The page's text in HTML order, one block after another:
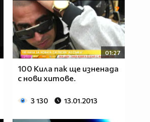
01:27
100 Кила пак ще изненада
с нови хитове.
3 130 13.01.2013